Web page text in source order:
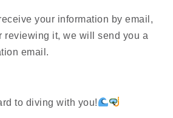
your information by email,
reviewing it, we will send you a
email.
to diving with you!